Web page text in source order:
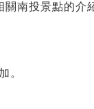
南投景點的介
。